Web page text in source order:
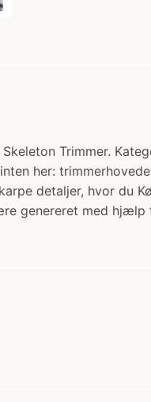
Skeleton Trimmer.
her:
detaljer, hvor du
genereret med hjælp